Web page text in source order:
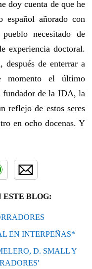
doy cuenta de que he
añorado con
necesitado de
experiencia doctoral.
de enterrar a
momento el último
fundador de la IDA, la
reflejo de estos seres
en ocho docenas. Y
ESTE BLOG:
EN INTERPEÑAS*
D. SMALL Y